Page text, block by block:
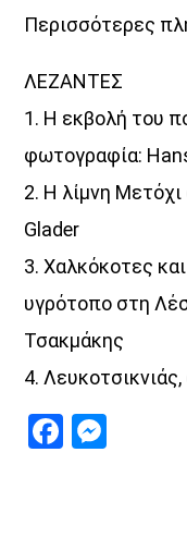
Περισσότερες
ΛΕΖΑΝΤΕΣ
1. Η εκβολή του
φωτογραφία:
2. Η λίμνη
Glader
3. Χαλκόκοτες
υγρότοπο στη
Τσακμάκης
4.
Facebook